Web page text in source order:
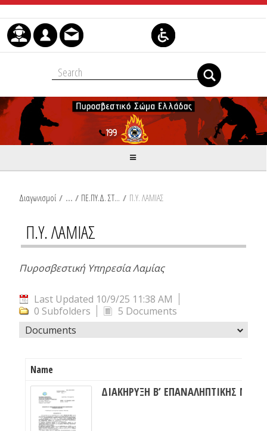
Skip to Content
Διαγωνισμοί / ΠΕ.ΠΥ.Δ. ΣΤΕΡΕΑΣ ΕΛΛΑΔΑΣ / Π.Υ. ΛΑΜΙΑΣ
Π.Υ. ΛΑΜΙΑΣ
Πυροσβεστική Υπηρεσία Λαμίας
Last Updated 10/9/25 11:38 AM
0 Subfolders
5 Documents
Documents
Name